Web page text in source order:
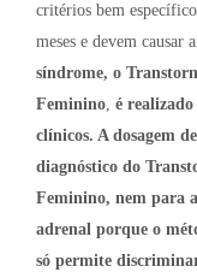
critérios bem
meses e devem causar
síndrome, o
Feminino, é
clínicos. A dosagem
diagnóstico do
Feminino, nem para
adrenal porque o
só permite